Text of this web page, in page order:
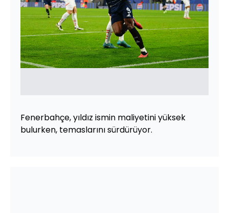
Fenerbahçe, yıldız ismin maliyetini yüksek
bulurken, temaslarını sürdürüyor.